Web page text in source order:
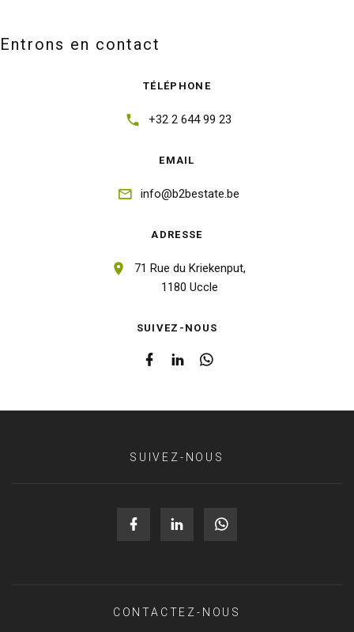
Entrons en contact
TÉLÉPHONE
+32 2 644 99 23
EMAIL
info@b2bestate.be
ADRESSE
71 Rue du Kriekenput,
1180 Uccle
SUIVEZ-NOUS
SUIVEZ-NOUS
CONTACTEZ-NOUS